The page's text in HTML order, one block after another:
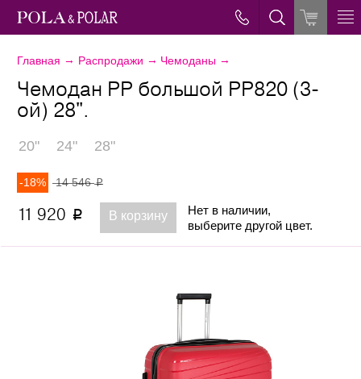
Главная → Распродажи → Чемоданы →
Чемодан PP большой РР820 (3-
ой) 28".
20" 24" 28"
-18% 14 546p
11 920 p В корзину
Нет в наличии,
выберите другой цвет.